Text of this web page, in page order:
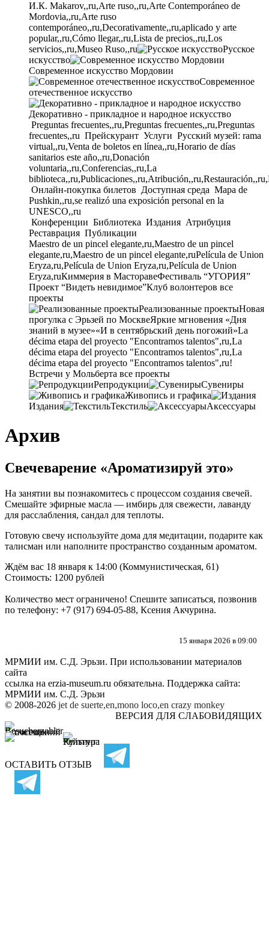
И.К. Makarov,,ru,Arte ruso,,ru,Arte Contemporáneo de
Mordovia,,ru,Arte ruso
contemporáneo,,ru,Decorativamente,,ru,aplicado y arte
popular,,ru,Cómo llegar,,ru,Lista de precios,,ru,Los
servicios,,ru,Museo Ruso,,ru
Русское
искусство
Современное искусство Мордовии
Современное
отечественное искусство
Декоративно - прикладное и народное искусство
Preguntas frecuentes,,ru,Preguntas frecuentes,,ru,Preguntas
frecuentes,,ru Прейскурант Услуги Русский музей: rama
virtual,,ru,Venta de boletos en línea,,ru,Horario de días
sanitarios este año,,ru,Donación
voluntaria,,ru,Conferencias,,ru,La
Онлайн-покупка билетов Доступная среда Mapa de
Pushkin,,ru,se realizó una exposición personal en la
UNESCO,,ru
Конференции Библиотека Издания Атрибуция
Реставрация Публикации
Maestro de un pincel elegante,ru,Maestro de un pincel
elegante,ru,Maestro de un pincel elegante,ruPelícula de Union
Eryza,ru,Película de Union Eryza,ru,Película de Union
Eryza,ruКиммерия в МасторавеФестиваль “УГОРИЯ”
Проект “Видеть невидимое”Клуб волонтеров все
проекты
Реализованные проектыНовая
прогулка с Эрьзей по МосквеЯркие мгновения «Дня
знаний в музее»«И в сентябрьский день погожий»La
décima etapa del proyecto "Encontramos talentos",ru,La
décima etapa del proyecto "Encontramos talentos",ru,La
décima etapa del proyecto "Encontramos talentos",ru!
Встречи у Мольберта все проекты
Репродукции
Сувениры
Живопись и графика
Издания
Текстиль Аксессуары
Архив
Свечеварение «Ароматизируй это»
На занятии вы познакомитесь с процессом создания свечей.
Смешайте эфирные масла — имбирь для свежести, лаванду
для расслабления, сандал для теплоты.
Готовую свечу используйте дома для медитации, подарите как
талисман или наполните пространство созданным ароматом.
Ждём вас 18 января к 14:00 (Коммунистическая, 61)
Стоимость: 1200 рублей
Количество мест ограничено! Спешите записаться, позвонив
по телефону: +7 (917) 694-05-88, Ксения Акчурина.
15 января 2026 в 09:00
МРМИИ им. С.Д. Эрьзи. При использовании материалов
сайта
ссылка на erzia-museum.ru обязательна. Поддержка сайта:
МРМИИ им. С.Д. Эрьзи
© 2008-2026 jet de suerte,en,mono loco,en crazy monkey
ВЕРСИЯ ДЛЯ СЛАБОВИДЯЩИХ
ОСТАВИТЬ ОТЗЫВ